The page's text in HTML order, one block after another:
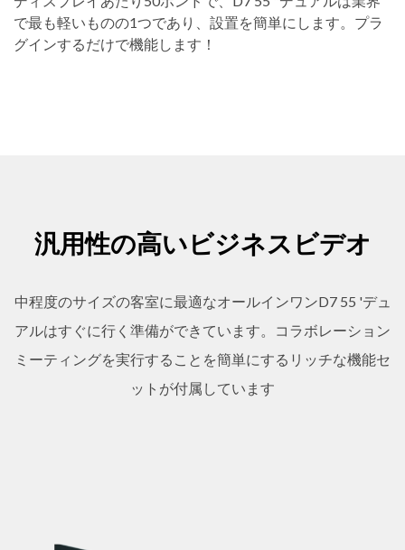
で最も軽いものの1つであり、設置を簡単にします。プラ
グインするだけで機能します！
汎用性の高いビジネスビデオ
中程度のサイズの客室に最適なオールインワンD7 55 'デュ
アルはすぐに行く準備ができています。コラボレーション
ミーティングを実行することを簡単にするリッチな機能セ
ットが付属しています